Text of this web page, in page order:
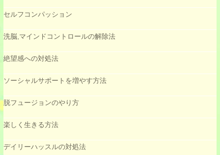
セルフコンパッション
洗脳,マインドコントロールの解除法
絶望感への対処法
ソーシャルサポートを増やす方法
脱フュージョンのやり方
楽しく生きる方法
デイリーハッスルの対処法